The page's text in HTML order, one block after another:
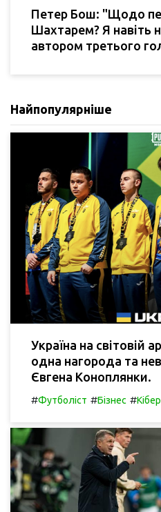
Петер Бош: "Щодо
Шахтарем? Я навіть
автором третього
Найпопулярніше
Україна на світовій
одна нагорода та
Євгена Коноплянки.
#Футболіст #Бізнес #